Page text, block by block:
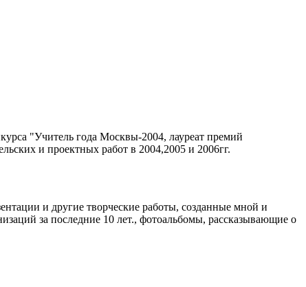
"Учитель года Москвы-2004, лауреат премий
и проектных работ в 2004,2005 и 2006гг.
и другие творческие работы, созданные мной и
за последние 10 лет., фотоальбомы, рассказывающие о